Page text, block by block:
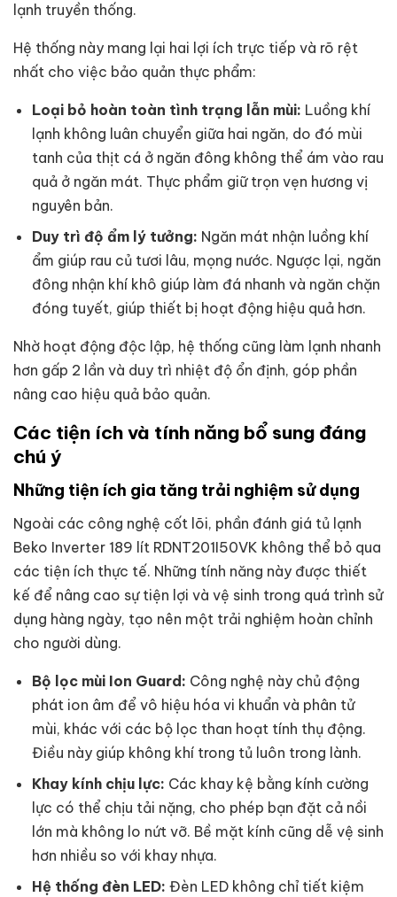
lạnh truyền thống.
Hệ thống này mang lại hai lợi ích trực tiếp và rõ rệt
nhất cho việc bảo quản thực phẩm:
Loại bỏ hoàn toàn tình trạng lẫn mùi: Luồng khí
lạnh không luân chuyển giữa hai ngăn, do đó mùi
tanh của thịt cá ở ngăn đông không thể ám vào rau
quả ở ngăn mát. Thực phẩm giữ trọn vẹn hương vị
nguyên bản.
Duy trì độ ẩm lý tưởng: Ngăn mát nhận luồng khí
ẩm giúp rau củ tươi lâu, mọng nước. Ngược lại, ngăn
đông nhận khí khô giúp làm đá nhanh và ngăn chặn
đóng tuyết, giúp thiết bị hoạt động hiệu quả hơn.
Nhờ hoạt động độc lập, hệ thống cũng làm lạnh nhanh
hơn gấp 2 lần và duy trì nhiệt độ ổn định, góp phần
nâng cao hiệu quả bảo quản.
Các tiện ích và tính năng bổ sung đáng
chú ý
Những tiện ích gia tăng trải nghiệm sử dụng
Ngoài các công nghệ cốt lõi, phần đánh giá tủ lạnh
Beko Inverter 189 lít RDNT201I50VK không thể bỏ qua
các tiện ích thực tế. Những tính năng này được thiết
kế để nâng cao sự tiện lợi và vệ sinh trong quá trình sử
dụng hàng ngày, tạo nên một trải nghiệm hoàn chỉnh
cho người dùng.
Bộ lọc mùi Ion Guard: Công nghệ này chủ động
phát ion âm để vô hiệu hóa vi khuẩn và phân tử
mùi, khác với các bộ lọc than hoạt tính thụ động.
Điều này giúp không khí trong tủ luôn trong lành.
Khay kính chịu lực: Các khay kệ bằng kính cường
lực có thể chịu tải nặng, cho phép bạn đặt cả nồi
lớn mà không lo nứt vỡ. Bề mặt kính cũng dễ vệ sinh
hơn nhiều so với khay nhựa.
Hệ thống đèn LED: Đèn LED không chỉ tiết kiệm